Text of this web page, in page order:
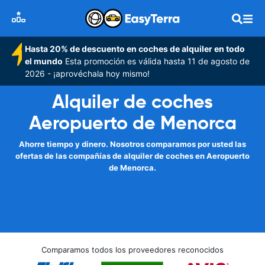
Hasta 20% de descuento en coches de alquiler en todo
el mundo Esta promoción es válida hasta 11 de agosto de
2026 - ¡aprovéchala hoy mismo!
Alquiler de coches
Aeropuerto de Menorca
Ahorre tiempo y dinero. Nosotros comparamos por usted las
ofertas de las compañías de alquiler de coches en Aeropuerto
de Menorca.
Comparamos todos los proveedores reconocidos